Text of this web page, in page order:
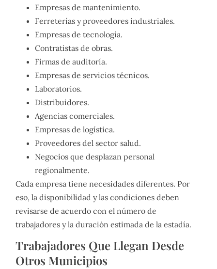
Empresas de mantenimiento.
Ferreterías y proveedores industriales.
Empresas de tecnología.
Contratistas de obras.
Firmas de auditoría.
Empresas de servicios técnicos.
Laboratorios.
Distribuidores.
Agencias comerciales.
Empresas de logística.
Proveedores del sector salud.
Negocios que desplazan personal
regionalmente.
Cada empresa tiene necesidades diferentes. Por
eso, la disponibilidad y las condiciones deben
revisarse de acuerdo con el número de
trabajadores y la duración estimada de la estadía.
Trabajadores Que Llegan Desde
Otros Municipios